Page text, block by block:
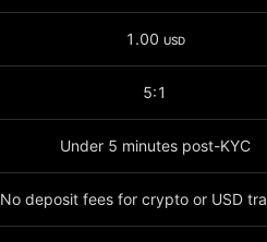
1.00 USD
5:1
Under 5 minutes post-KYC
No deposit fees for crypto or USD